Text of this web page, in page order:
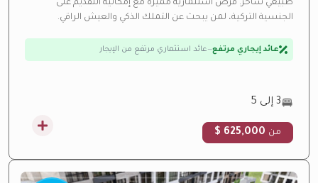
طبيعي ساحر. فرص استثمارية مميزة مع إمكانية التقديم على
الجنسية التركية، لمن يبحث عن التملك الذكي والعيش الراقي.
عائد إيجاري مرتفع—عائد استثماري مرتفع من الإيجار
بالتقسيط
3 إلى 5
من 625,000 $